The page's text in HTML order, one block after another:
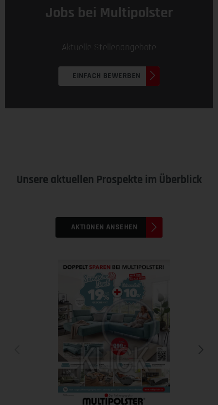
Jobs bei Multipolster
Aktuelle Stellenangebote
EINFACH BEWERBEN
Unsere aktuellen Prospekte im Überblick
AKTIONEN ANSEHEN